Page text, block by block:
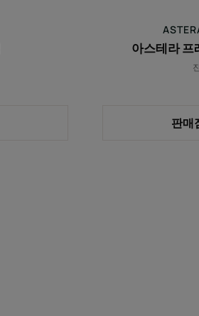
아스테라 프
판매